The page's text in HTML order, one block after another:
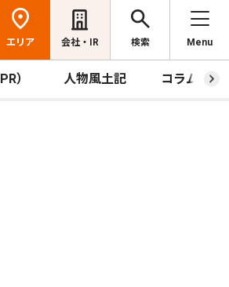
エリア 会社・IR 検索 Menu
） 人物風土記 コラム